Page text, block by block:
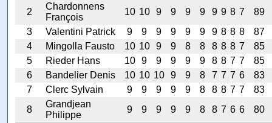
2
Chardonnens
François
10 10 9 9 9 9 9 9 8 7
89
3
Valentini Patrick 9 9 9 9 9 9 9 8 8 8
87
4
Mingolla Fausto 10 10 9 9 8 8 8 8 8 7
85
5
Rieder Hans 10 9 9 9 9 9 8 8 7 7
85
6
Bandelier Denis 10 10 10 9 9 8 7 7 7 6
83
7
Clerc Sylvain 9 9 9 9 9 8 8 8 7 7
83
8
Grandjean
Philippe
9 9 9 9 9 8 8 7 6 6
80